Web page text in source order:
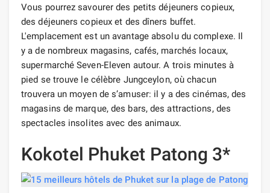
Vous pourrez savourer des petits déjeuners copieux,
des déjeuners copieux et des dîners buffet.
L'emplacement est un avantage absolu du complexe. Il
y a de nombreux magasins, cafés, marchés locaux,
supermarché Seven-Eleven autour. A trois minutes à
pied se trouve le célèbre Jungceylon, où chacun
trouvera un moyen de s’amuser: il y a des cinémas, des
magasins de marque, des bars, des attractions, des
spectacles insolites avec des animaux.
Kokotel Phuket Patong 3*